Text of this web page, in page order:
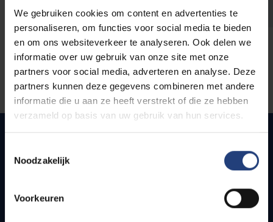
We gebruiken cookies om content en advertenties te
personaliseren, om functies voor social media te bieden
en om ons websiteverkeer te analyseren. Ook delen we
informatie over uw gebruik van onze site met onze
partners voor social media, adverteren en analyse. Deze
partners kunnen deze gegevens combineren met andere
informatie die u aan ze heeft verstrekt of die ze hebben
verzameld op basis van uw gebruik van hun services.
Noodzakelijk
Voorkeuren
Snel naar